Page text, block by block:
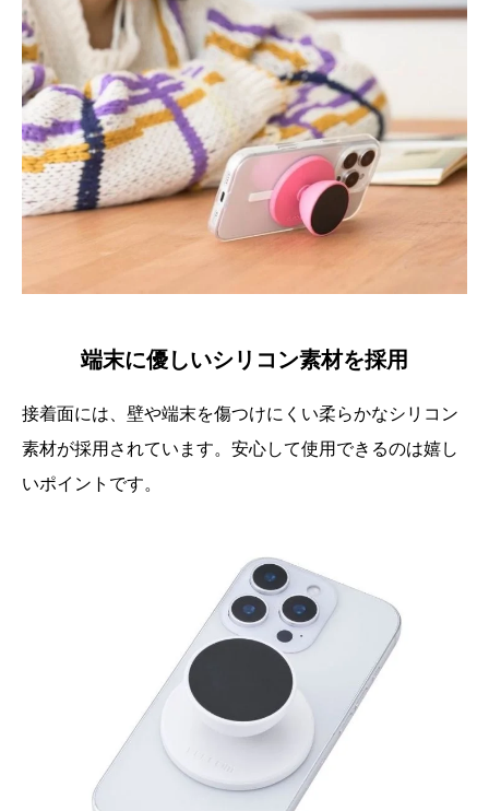
端末に優しいシリコン素材を採用
接着面には、壁や端末を傷つけにくい柔らかなシリコン
素材が採用されています。安心して使用できるのは嬉し
いポイントです。